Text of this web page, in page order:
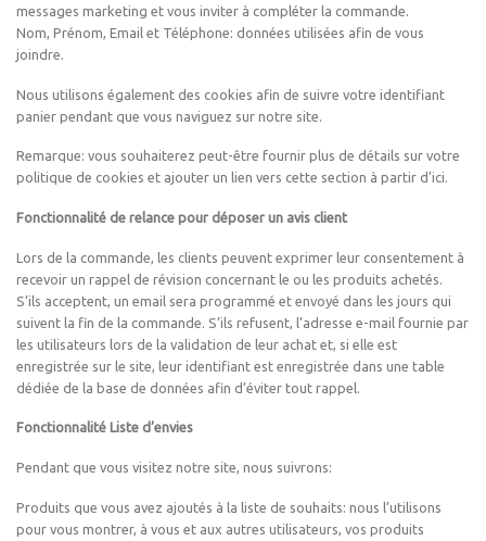
messages marketing et vous inviter à compléter la commande.
Nom, Prénom, Email et Téléphone: données utilisées afin de vous
joindre.
Nous utilisons également des cookies afin de suivre votre identifiant
panier pendant que vous naviguez sur notre site.
Remarque: vous souhaiterez peut-être fournir plus de détails sur votre
politique de cookies et ajouter un lien vers cette section à partir d’ici.
Fonctionnalité de relance pour déposer un avis client
Lors de la commande, les clients peuvent exprimer leur consentement à
recevoir un rappel de révision concernant le ou les produits achetés.
S’ils acceptent, un email sera programmé et envoyé dans les jours qui
suivent la fin de la commande. S’ils refusent, l’adresse e-mail fournie par
les utilisateurs lors de la validation de leur achat et, si elle est
enregistrée sur le site, leur identifiant est enregistrée dans une table
dédiée de la base de données afin d’éviter tout rappel.
Fonctionnalité Liste d’envies
Pendant que vous visitez notre site, nous suivrons:
Produits que vous avez ajoutés à la liste de souhaits: nous l’utilisons
pour vous montrer, à vous et aux autres utilisateurs, vos produits